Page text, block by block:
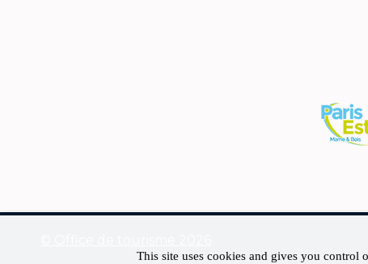
This site uses cookies and gives you control